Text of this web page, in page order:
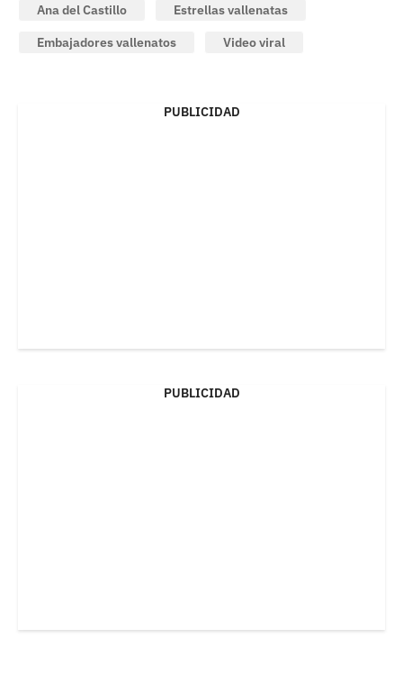
Ana del Castillo
Estrellas vallenatas
Embajadores vallenatos
Video viral
PUBLICIDAD
PUBLICIDAD